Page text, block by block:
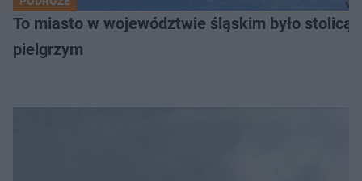
To miasto w województwie śląskim było
pielgrzym